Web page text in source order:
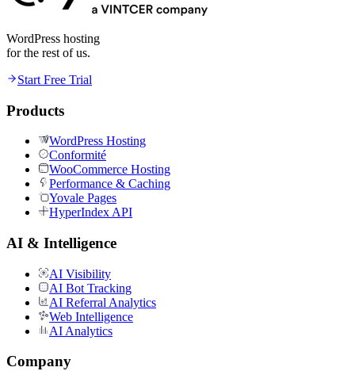
WordPress hosting
for the rest of us.
Start Free Trial
Products
WordPress Hosting
Conformité
WooCommerce Hosting
Performance & Caching
Yovale Pages
HyperIndex API
AI & Intelligence
AI Visibility
AI Bot Tracking
AI Referral Analytics
Web Intelligence
AI Analytics
Company